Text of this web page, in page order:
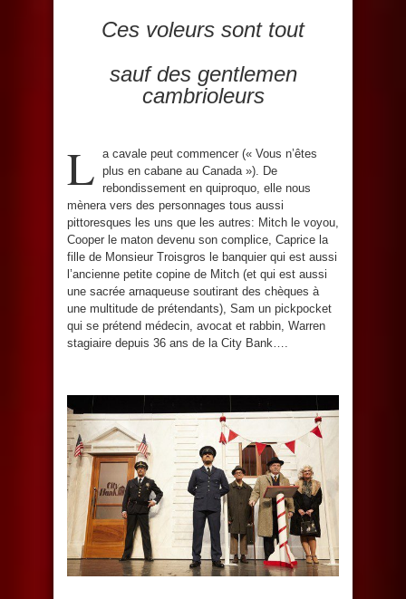
Ces voleurs sont tout
sauf des gentlemen
cambrioleurs
L a cavale peut commencer (« Vous n’êtes
plus en cabane au Canada »). De
rebondissement en quiproquo, elle nous
mènera vers des personnages tous aussi
pittoresques les uns que les autres: Mitch le voyou,
Cooper le maton devenu son complice, Caprice la
fille de Monsieur Troisgros le banquier qui est aussi
l’ancienne petite copine de Mitch (et qui est aussi
une sacrée arnaqueuse soutirant des chèques à
une multitude de prétendants), Sam un pickpocket
qui se prétend médecin, avocat et rabbin, Warren
stagiaire depuis 36 ans de la City Bank….